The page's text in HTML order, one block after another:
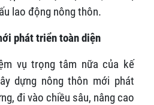
lao động nông thôn.
phát triển toàn diện
vụ trọng tâm nữa của kế
dựng nông thôn mới phát
đi vào chiều sâu, nâng cao